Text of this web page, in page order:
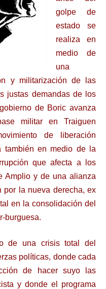
golpe de
estado se
realiza en
medio de
una
y militarización de las
justas demandas de los
de Boric avanza
militar en Traiguen
de liberación
también en medio de la
que afecta a los
Amplio y de una alianza
por la nueva derecha, ex
en la consolidación del
burguesa.
de una crisis total del
políticas, donde cada
de hacer suyo las
y donde el programa